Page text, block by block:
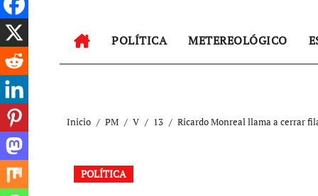
POLÍTICA METEREOLÓGICO
Inicio PM V 13 Ricardo Monreal llama a cerrar
POLÍTICA